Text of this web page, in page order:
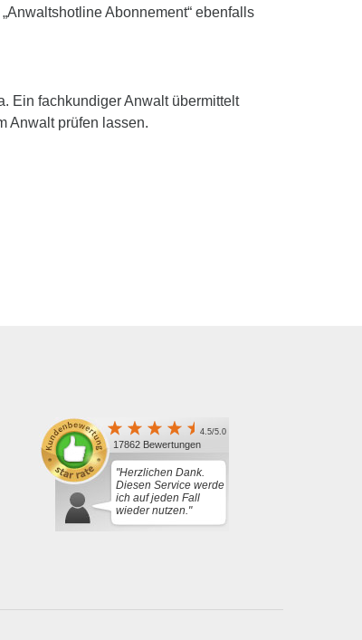
Abonnement“ ebenfalls
Ein fachkundiger Anwalt übermittelt
Anwalt prüfen lassen.
4.5/5.0
17862 Bewertungen
"Herzlichen Dank.
Diesen Service werde
ich auf jeden Fall
wieder nutzen."